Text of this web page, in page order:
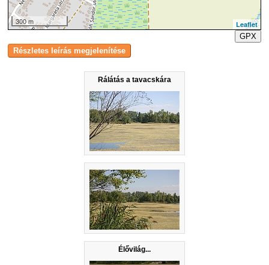
Rálátás a tavacskára
Élővilág...
300 m
Leaflet
GPX